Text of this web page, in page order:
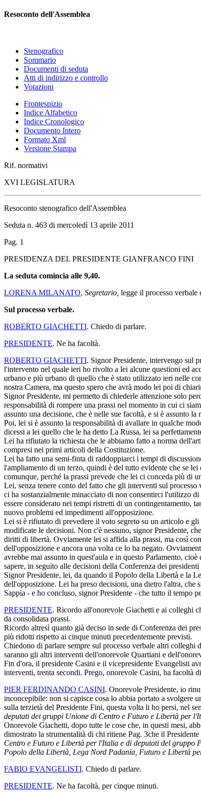
Resoconto dell'Assemblea
Stenografico
Sommario
Documenti di seduta
Atti di indirizzo e controllo
Votazioni
Frontespizio
Indice Alfabetico
Indice Cronologico
Documento Intero
Formato Xml
Versione Stampa
Rif. normativi
XVI LEGISLATURA
Resoconto stenografico dell'Assemblea
Seduta n. 463 di mercoledì 13 aprile 2011
Pag. 1
PRESIDENZA DEL PRESIDENTE GIANFRANCO FINI
La seduta comincia alle 9,40.
LORENA MILANATO, Segretario, legge il processo verbale
Sul processo verbale.
ROBERTO GIACHETTI. Chiedo di parlare.
PRESIDENTE. Ne ha facoltà.
ROBERTO GIACHETTI. Signor Presidente, intervengo sul
l'intervento nel quale ieri ho rivolto a lei alcune questioni ed
urbano e più urbano di quello che è stato utilizzato ieri nelle
nostra Camera, ma questo spero che avrà modo lei poi di
Signor Presidente, mi permetto di chiederle attenzione solo
responsabilità di rompere una prassi nel momento in cui ci
assunto una decisione, che è nelle sue facoltà, e si è assunto
Poi, lei si è assunto la responsabilità di avallare in qualche
dicessi a lei quello che le ha detto La Russa, lei sa
Lei ha rifiutato la richiesta che le abbiamo fatto a norma
compresi nei primi articoli della Costituzione.
Lei ha fatto una semi-finta di raddoppiarci i tempi di
l'ampliamento di un terzo, quindi è del tutto evidente che se
comunque, perché la prassi prevede che lei ci conceda più di
Lei, senza tenere conto del fatto che gli interventi sul
ci ha sostanzialmente minacciato di non consentirci l'utilizzo
essere considerato nei tempi ristretti di un contingentamento,
nuovo problemi ed impedimenti all'opposizione.
Lei si è rifiutato di prevedere il voto segreto su un articolo e
modificate le decisioni. Non c'è nessuno, signor Presidente,
diritti di libertà. Ovviamente lei si affida alla prassi, ma così
dell'opposizione e ancora una volta ce lo ha negato.
avrebbe mai assunto in quest'aula e in questo Parlamento,
sapere, in seguito alle decisioni della Conferenza dei
Signor Presidente, lei, da quando il Popolo della Libertà e la
dell'opposizione. Lei ha preso decisioni, una dietro l'altra,
Sappia - e ho concluso, signor Presidente - che tutto il tempo
PRESIDENTE. Ricordo all'onorevole Giachetti e ai colleghi
da consolidata prassi.
Ricordo altresì quanto già deciso in sede di Conferenza dei
più ridotti rispetto ai cinque minuti precedentemente previsti.
Chiedono di parlare sempre sul processo verbale altri
saranno gli altri interventi dell'onorevole Quartiani e
Fin d'ora, il presidente Casini e il vicepresidente Evangelisti
interventi, trenta secondi. Prego, onorevole Casini, ha facoltà
PIER FERDINANDO CASINI. Onorevole Presidente, io
inconcepibile: non si capisce cosa lo abbia portato a svolgere
sulla terzietà del Presidente Fini, questa volta li ho persi, nel
deputati dei gruppi Unione di Centro e Futuro e Libertà per
Onorevole Giachetti, dopo tutte le cose che, in questi mesi,
dimostrato la strumentalità di chi ritiene Pag. 3che il
Centro e Futuro e Libertà per l'Italia e di deputati del gruppo
Popolo della Libertà, Lega Nord Padania, Futuro e Libertà
FABIO EVANGELISTI. Chiedo di parlare.
PRESIDENTE. Ne ha facoltà, per cinque minuti.